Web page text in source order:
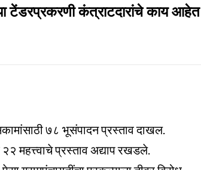
टेंडरप्रकरणी कंत्राटदारांचे काय
७८ भूसंपादन प्रस्ताव दाखल.
महत्त्वाचे प्रस्ताव अद्याप रखडले.